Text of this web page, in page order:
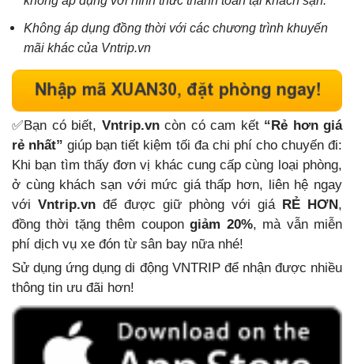
Không áp dụng đồng thời với các chương trình khuyến
mãi khác của Vntrip.vn
✅Bạn có biết, Vntrip.vncòn có cam kết “Rẻ hơn giá
rẻ nhất” giúp bạn tiết kiệm tối đa chi phí cho chuyến đi:
Khi bạn tìm thấy đơn vị khác cung cấp cùng loại phòng,
ở cùng khách sạn với mức giá thấp hơn, liên hệ ngay
với Vntrip.vn để được giữ phòng với giá RẺ HƠN,
đồng thời tặng thêm coupongiảm 20%, mà vẫn miễn
phí dịch vụ xe đón từ sân bay nữa nhé!
Sử dụng ứng dụng di động VNTRIP để nhận được nhiều
thông tin ưu đãi hơn!